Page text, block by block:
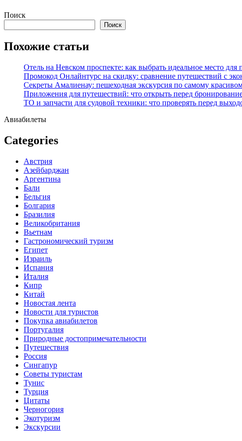
Перейти
содержимому
Поиск
Поиск
Похожие статьи
Отель на Невском проспекте: как выбрать идеальное место для
Промокод Онлайнтурс на скидку: сравнение путешествий с
Секреты Амалиенау: пешеходная экскурсия по самому
Приложения для путешествий: что открыть перед
ТО и запчасти для судовой техники: что проверять перед
Авиабилеты
Categories
Австрия
Азейбарджан
Аргентина
Бали
Бельгия
Болгария
Бразилия
Великобритания
Вьетнам
Гастрономический туризм
Египет
Израиль
Испания
Италия
Кипр
Китай
Новостая лента
Новости для туристов
Покупка авиабилетов
Португалия
Природные достопримечательности
Путешествия
Россия
Сингапур
Советы туристам
Тунис
Турция
Цитаты
Черногория
Экотуризм
Экскурсии